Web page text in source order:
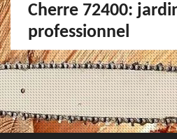
Cherre 72400:
professionnel